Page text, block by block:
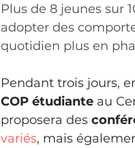
Plus de 8 jeunes sur
adopter des
quotidien plus en
Pendant trois jours,
COP étudiante au
proposera des
variés, mais